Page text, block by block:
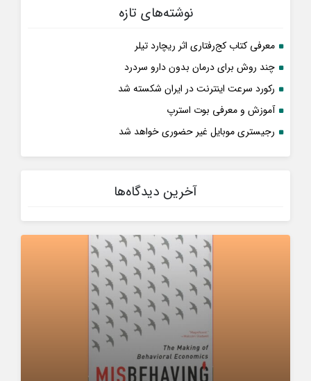
نوشته‌های تازه
معرفی کتاب کج‌رفتاری اثر ریچارد تیلر
چند روش برای درمان بدون دارو سردرد
رکورد سرعت اینترنت در ایران شکسته شد
آموزش و معرفی بوت استرپ
رجیستری موبایل غیر حضوری خواهد شد
آخرین دیدگاه‌ها